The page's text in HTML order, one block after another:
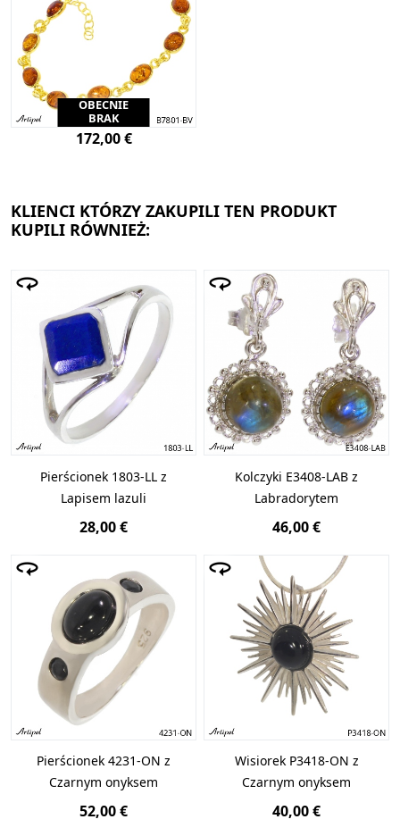
OBECNIE
BRAK
172,00 €
KLIENCI KTÓRZY ZAKUPILI TEN PRODUKT
KUPILI RÓWNIEŻ:
Pierścionek 1803-LL z
Lapisem lazuli
28,00 €
Kolczyki E3408-LAB z
Labradorytem
46,00 €
Pierścionek 4231-ON z
Czarnym onyksem
52,00 €
Wisiorek P3418-ON z
Czarnym onyksem
40,00 €